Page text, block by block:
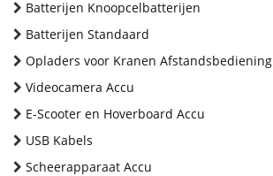
Batterijen Knoopcelbatterijen
Batterijen Standaard
Opladers voor Kranen Afstandsbediening
Videocamera Accu
E-Scooter en Hoverboard Accu
USB Kabels
Scheerapparaat Accu